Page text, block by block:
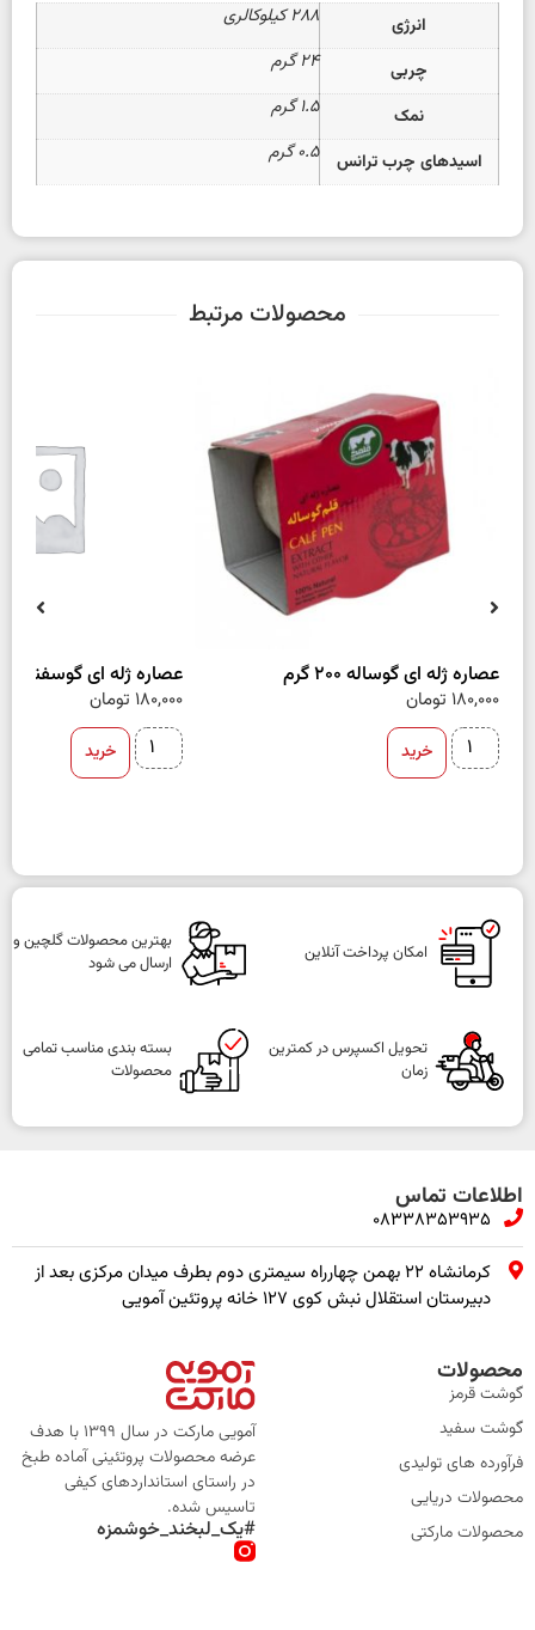
انرژی
288 کیلوکالری
چربی
24 گرم
نمک
۱.۵ گرم
اسیدهای چرب ترانس
0.5 گرم
محصولات مرتبط
عصاره ژله ای گوساله 200 گرم
180,000 تومان
خرید
عصاره ژله ای گوسفند 200 گرم
180,000 تومان
خرید
امکان پرداخت آنلاین
بهترین محصولات گلچین و
ارسال می شود
تحویل اکسپرس در کمترین
زمان
بسته بندی مناسب تمامی
محصولات
اطلاعات تماس
08338353935
کرمانشاه ۲۲ بهمن چهارراه سیمتری دوم بطرف میدان مرکزی بعد از
دبیرستان استقلال نبش کوی ۱۲۷ خانه پروتئین آمویی
محصولات
گوشت قرمز
گوشت سفید
فرآورده های تولیدی
محصولات دریایی
محصولات مارکتی
آمویی مارکت در سال 1399 با هدف
عرضه محصولات پروتئینی آماده طبخ
در راستای استانداردهای کیفی
تاسیس شده.
#یک_لبخند_خوشمزه